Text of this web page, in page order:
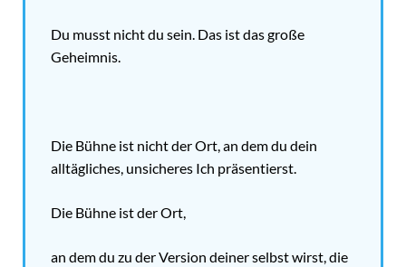
Du musst nichtdu sein. Das ist das große
Geheimnis.
Die Bühne ist nicht der Ort, an dem du dein
alltägliches, unsicheres Ich präsentierst.
Die Bühne ist der Ort,
an dem du zu der Version deiner selbst wirst, die